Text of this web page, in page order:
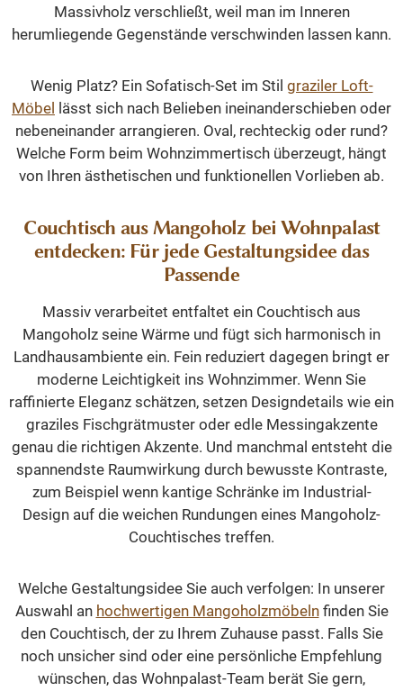
Massivholz verschließt, weil man im Inneren
herumliegende Gegenstände verschwinden lassen kann.
Wenig Platz? Ein Sofatisch-Set im Stil graziler Loft-
Möbel
lässt sich nach Belieben ineinanderschieben oder
nebeneinander arrangieren. Oval, rechteckig oder rund?
Welche Form beim Wohnzimmertisch überzeugt, hängt
von Ihren ästhetischen und funktionellen Vorlieben ab.
Couchtisch aus Mangoholz bei Wohnpalast
entdecken: Für jede Gestaltungsidee das
Passende
Massiv verarbeitet entfaltet ein Couchtisch aus
Mangoholz seine Wärme und fügt sich harmonisch in
Landhausambiente ein. Fein reduziert dagegen bringt er
moderne Leichtigkeit ins Wohnzimmer. Wenn Sie
raffinierte Eleganz schätzen, setzen Designdetails wie ein
graziles Fischgrätmuster oder edle Messingakzente
genau die richtigen Akzente. Und manchmal entsteht die
spannendste Raumwirkung durch bewusste Kontraste,
zum Beispiel wenn kantige Schränke im Industrial-
Design auf die weichen Rundungen eines Mangoholz-
Couchtisches treffen.
Welche Gestaltungsidee Sie auch verfolgen: In unserer
Auswahl an hochwertigen Mangoholzmöbelnfinden Sie
den Couchtisch, der zu Ihrem Zuhause passt. Falls Sie
noch unsicher sind oder eine persönliche Empfehlung
wünschen, das Wohnpalast-Team berät Sie gern,